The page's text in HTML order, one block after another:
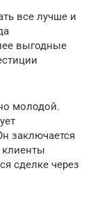
все лучше и
выгодные
молодой.
заключается
клиенты
сделке через